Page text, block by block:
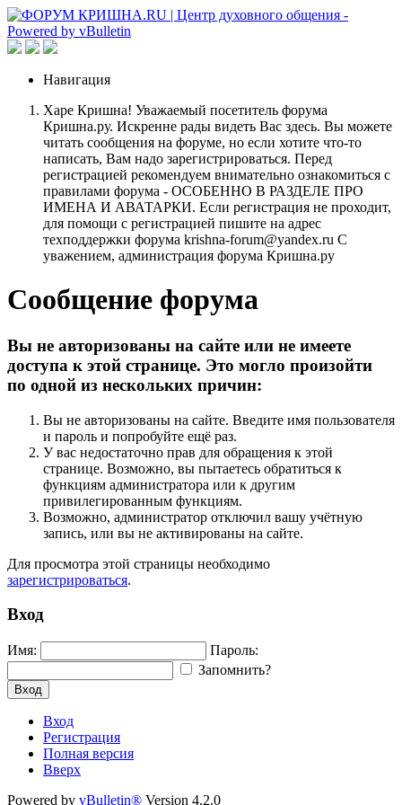
Навигация
Харе Кришна! Уважаемый посетитель форума
Кришна.ру. Искренне рады видеть Вас здесь. Вы можете
читать сообщения на форуме, но если хотите что-то
написать, Вам надо зарегистрироваться. Перед
регистрацией рекомендуем внимательно ознакомиться с
правилами форума - ОСОБЕННО В РАЗДЕЛЕ ПРО
ИМЕНА И АВАТАРКИ. Если регистрация не проходит,
для помощи с регистрацией пишите на адрес
техподдержки форума krishna-forum@yandex.ru С
уважением, администрация форума Кришна.ру
Сообщение форума
Вы не авторизованы на сайте или не имеете
доступа к этой странице. Это могло произойти
по одной из нескольких причин:
Вы не авторизованы на сайте. Введите имя пользователя
и пароль и попробуйте ещё раз.
У вас недостаточно прав для обращения к этой
странице. Возможно, вы пытаетесь обратиться к
функциям администратора или к другим
привилегированным функциям.
Возможно, администратор отключил вашу учётную
запись, или вы не активированы на сайте.
Для просмотра этой страницы необходимо
зарегистрироваться.
Вход
Имя:
Пароль:
Запомнить?
Вход
Вход
Регистрация
Полная версия
Вверх
Powered by vBulletin® Version 4.2.0